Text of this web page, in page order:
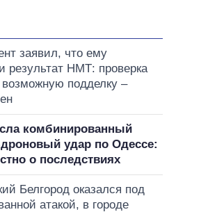
заявил, что ему
результат НМТ: проверка
подделку –
комбинированный
дроновый удар по Одессе:
о последствиях
Белгород оказался под
атакой, в городе